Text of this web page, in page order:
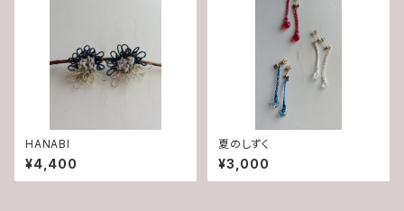
HANABI
¥4,400
夏のしずく
¥3,000